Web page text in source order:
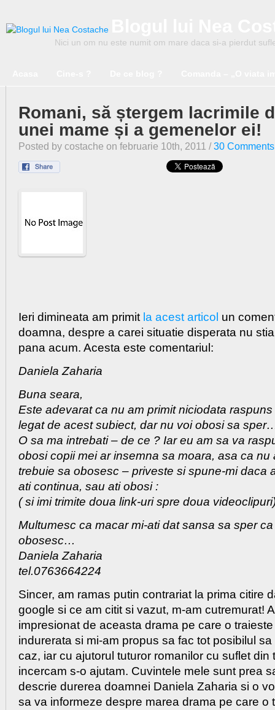
Nici un om nu este numit om mare daca si-a pierdut
Romani, să ștergem lacrimile
unei mame și a gemenelor ei!
Posted by costache on februarie 10th, 2011 /30 Comments
Ieri dimineata am primit la acest articol un
doamna, despre a carei situatie disperata nu
pana acum. Acesta este comentariul:
Daniela Zaharia
Buna seara,
Este adevarat ca nu am primit niciodata
legat de acest subiect, dar nu voi obosi sa
O sa ma intrebati – de ce ? Iar eu am sa va
obosi copii mei ar insemna sa moara, asa ca nu
trebuie sa obosesc – priveste si spune-mi daca
ati continua, sau ati obosi :
( si imi trimite doua link-uri spre doua
Multumesc ca macar mi-ati dat sansa sa sper
obosesc…
Daniela Zaharia
tel.0763664224
Sincer, am ramas putin contrariat la prima citire
google si ce am citit si vazut, m-am cutremurat!
impresionat de aceasta drama pe care o
indurerata si mi-am propus sa fac tot posibilul
caz, iar cu ajutorul tuturor romanilor cu suflet din
incercam s-o ajutam. Cuvintele mele sunt prea
descrie durerea doamnei Daniela Zaharia si o
sa va informeze despre marea drama pe care o